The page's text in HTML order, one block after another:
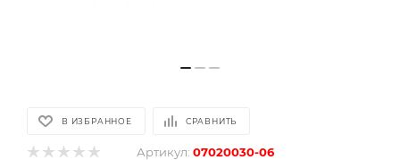
В ИЗБРАННОЕ СРАВНИТЬ
Артикул: 07020030-06